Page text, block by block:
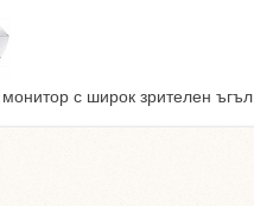
с широк зрителен ъгъл